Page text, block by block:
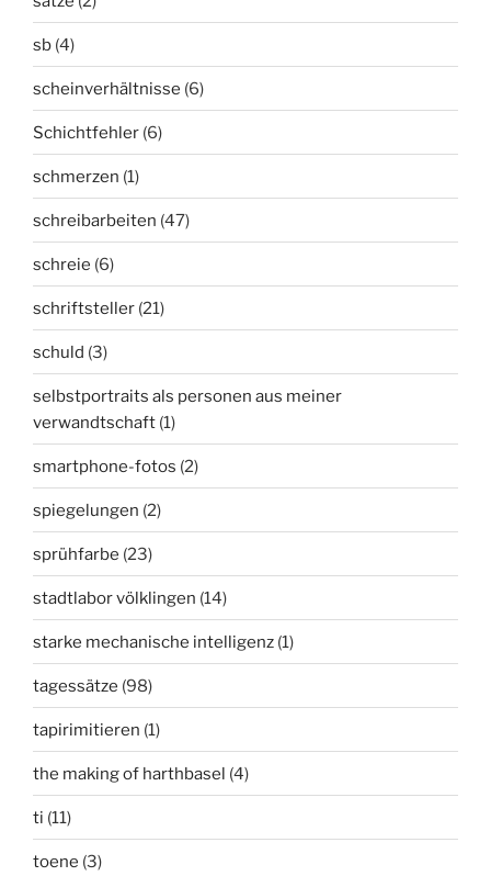
sb (4)
scheinverhältnisse (6)
Schichtfehler (6)
schmerzen (1)
schreibarbeiten (47)
schreie (6)
schriftsteller (21)
schuld (3)
selbstportraits als personen aus meiner
verwandtschaft (1)
smartphone-fotos (2)
spiegelungen (2)
sprühfarbe (23)
stadtlabor völklingen (14)
starke mechanische intelligenz (1)
tagessätze (98)
tapirimitieren (1)
the making of harthbasel (4)
ti (11)
toene (3)